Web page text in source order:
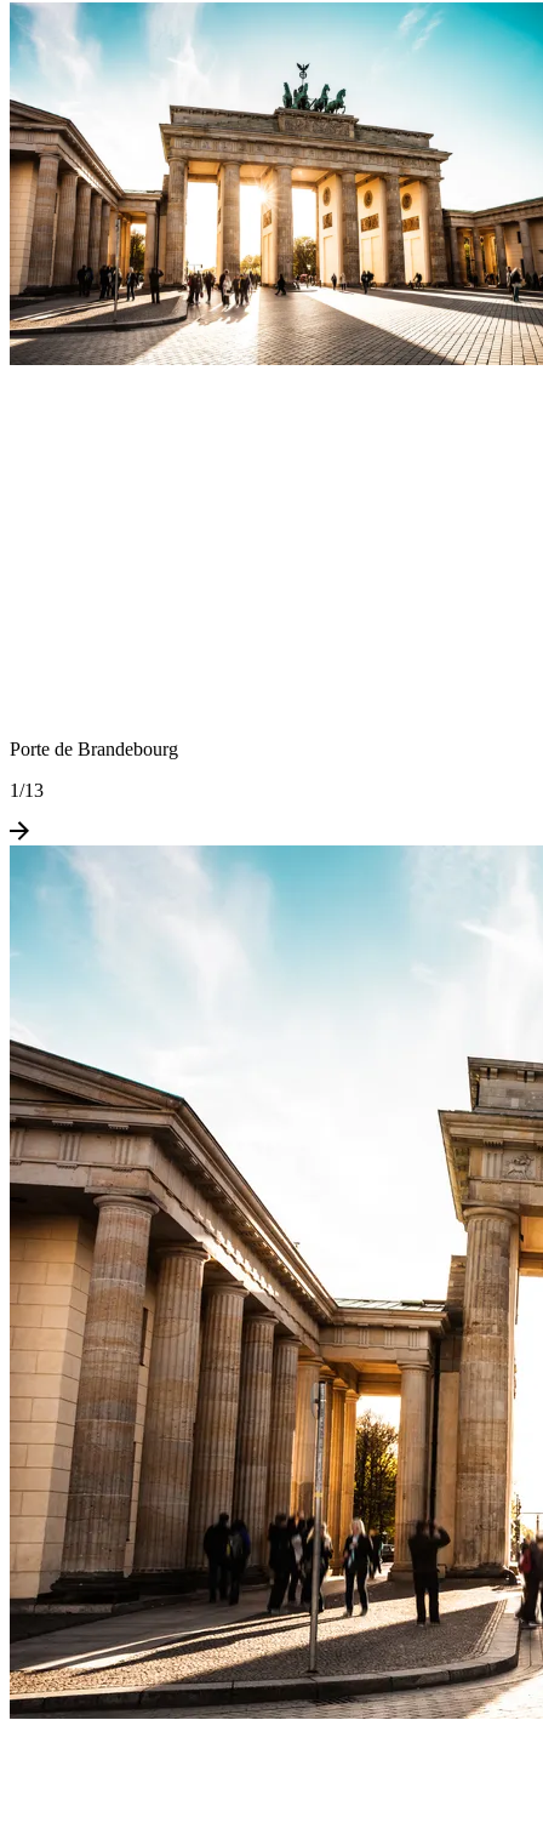
Porte de Brandebourg
1/13